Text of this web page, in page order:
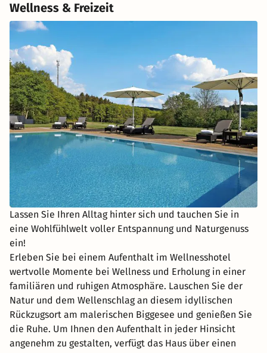
Wellness & Freizeit
Lassen Sie Ihren Alltag hinter sich und tauchen Sie in
eine Wohlfühlwelt voller Entspannung und Naturgenuss
ein!
Erleben Sie bei einem Aufenthalt im Wellnesshotel
wertvolle Momente bei Wellness und Erholung in einer
familiären und ruhigen Atmosphäre. Lauschen Sie der
Natur und dem Wellenschlag an diesem idyllischen
Rückzugsort am malerischen Biggesee und genießen Sie
die Ruhe. Um Ihnen den Aufenthalt in jeder Hinsicht
angenehm zu gestalten, verfügt das Haus über einen